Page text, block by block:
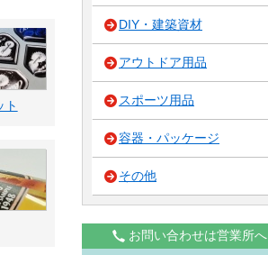
ト
DIY・建築資材
アウトドア用品
スポーツ用品
容器・パッケージ
その他
お問い合わせは営業所へ